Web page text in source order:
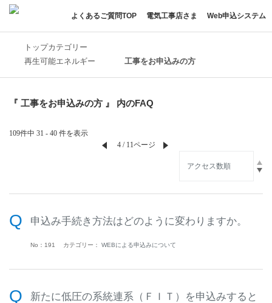
よくあるご質問TOP 電気工事店さま Web申込システム
トップカテゴリー
再生可能エネルギー
工事をお申込みの方
『 工事をお申込みの方 』 内のFAQ
109件中 31 - 40 件を表示
≪
4 / 11ページ ≫
申込み手続き方法はどのように変わりますか。
No：191 カテゴリー： WEBによる申込みについて
新たに低圧の系統連系（ＦＩＴ）を申込みすると